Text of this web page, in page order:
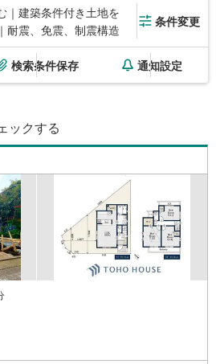
｜建築条件付き土地を
耐震、免震、制震構造
条件変更
検索条件保存 通知設定
ックする